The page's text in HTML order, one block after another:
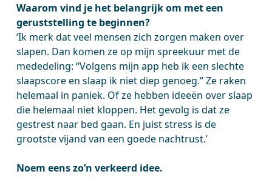
Waarom vind je het belangrijk om met een
geruststelling te beginnen?
‘Ik merk dat veel mensen zich zorgen maken over
slapen. Dan komen ze op mijn spreekuur met de
mededeling: “Volgens mijn app heb ik een slechte
slaapscore en slaap ik niet diep genoeg.” Ze raken
helemaal in paniek. Of ze hebben ideeën over slaap
die helemaal niet kloppen. Het gevolg is dat ze
gestrest naar bed gaan. En juist stress is de
grootste vijand van een goede nachtrust.’
Noem eens zo’n verkeerd idee.